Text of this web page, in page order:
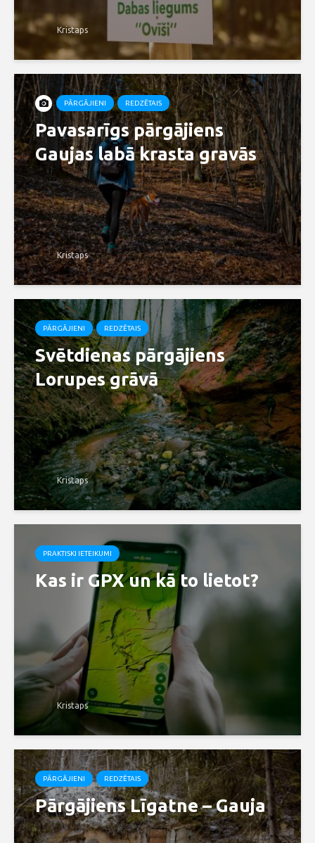
Kristaps
PĀRGĀJIENI REDZĒTAIS
Pavasarīgs pārgājiens
Gaujas labā krasta gravās
Kristaps
PĀRGĀJIENI REDZĒTAIS
Svētdienas pārgājiens
Lorupes grāvā
Kristaps
PRAKTISKI IETEIKUMI
Kas ir GPX un kā to lietot?
Kristaps
PĀRGĀJIENI REDZĒTAIS
Pārgājiens Līgatne – Gauja